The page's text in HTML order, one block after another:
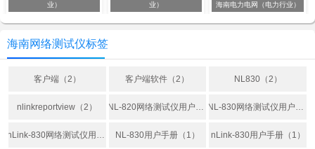
业）
业）
海南电力电网（电力行业）
海南网络测试仪标签
客户端（2） 客户端软件（2） NL830（2）
nlinkreportview（2） NL-820网络测试仪用户手册（1） NL-830网络测试仪用户手册（1）
nLink-830网络测试仪用户手册（1） NL-830用户手册（1） nLink-830用户手册（1）